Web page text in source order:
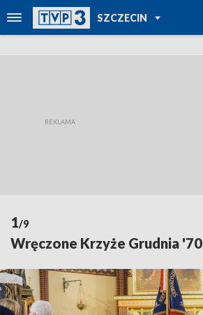
SZCZECIN
TVP REGIONY
1/9
Wręczone Krzyże Grudnia '70